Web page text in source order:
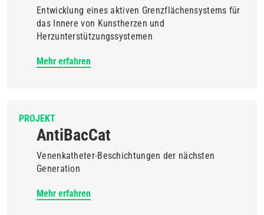
Entwicklung eines aktiven Grenzflächensystems für
das Innere von Kunstherzen und
Herzunterstützungssystemen
Mehr erfahren
PROJEKT
AntiBacCat
Venenkatheter-Beschichtungen der nächsten
Generation
Mehr erfahren